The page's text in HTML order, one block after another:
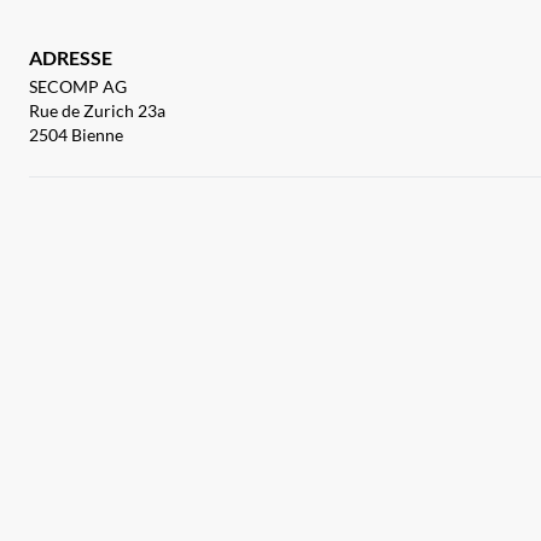
ADRESSE
SECOMP AG
Rue de Zurich 23a
2504 Bienne